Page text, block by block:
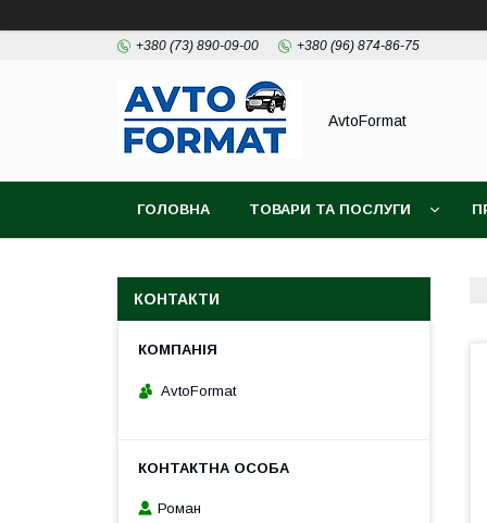
+380 (73) 890-09-00 +380 (96) 874-86-75
AvtoFormat
ГОЛОВНА ТОВАРИ ТА ПОСЛУГИ
КОНТАКТИ
AvtoFormat
Роман